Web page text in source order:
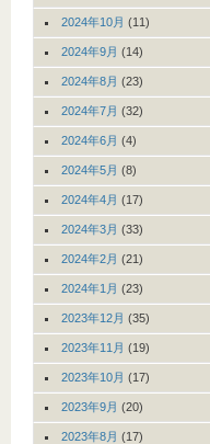
2024年10月 (11)
2024年9月 (14)
2024年8月 (23)
2024年7月 (32)
2024年6月 (4)
2024年5月 (8)
2024年4月 (17)
2024年3月 (33)
2024年2月 (21)
2024年1月 (23)
2023年12月 (35)
2023年11月 (19)
2023年10月 (17)
2023年9月 (20)
2023年8月 (17)